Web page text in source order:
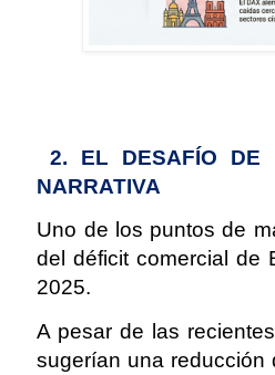
2. EL DESAFÍO DE
NARRATIVA
Uno de los puntos de
del déficit comercial de
2025.
A pesar de las
sugerían una reducción